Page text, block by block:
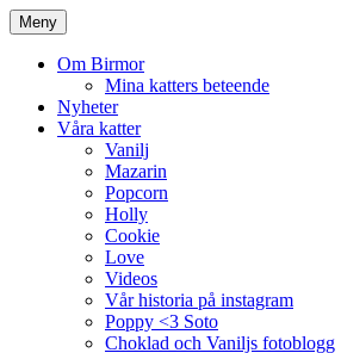
Meny
Om Birmor
Mina katters beteende
Nyheter
Våra katter
Vanilj
Mazarin
Popcorn
Holly
Cookie
Love
Videos
Vår historia på instagram
Poppy <3 Soto
Choklad och Vaniljs fotoblogg